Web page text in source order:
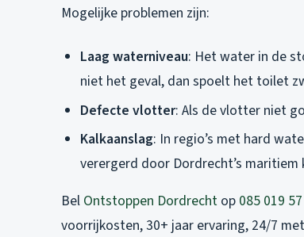
Mogelijke problemen zijn:
Laag waterniveau: Het water in de
niet het geval, dan spoelt het toilet
Defecte vlotter: Als de vlotter niet
Kalkaanslag: In regio’s met hard
verergerd door Dordrecht’s maritiem
Bel Ontstoppen Dordrecht op 085 019
voorrijkosten, 30+ jaar ervaring, 24/7